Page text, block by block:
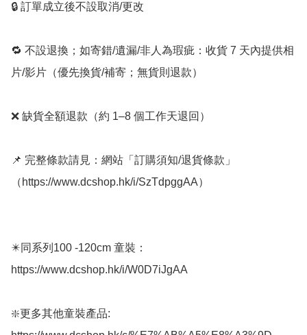
🔒 訂單成立後不設取消/更改
🔁 不設退換；如寄錯/遺漏/非人為瑕疵：收貨 7 天內提供相
片/影片（優先換貨/補寄；無貨則退款）
❌ 缺貨全額退款（約 1–8 個工作天退回）
📌 完整條款請見：網站「訂購須知/退貨條款」
（https://www.dcshop.hk/i/SzTdpggAA）
✴️同系列100 -120cm 童裝：
https://www.dcshop.hk/i/W0D7iJgAA
❇️更多其他童裝產品: